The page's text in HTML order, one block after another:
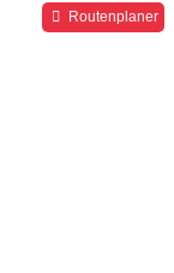
Routenplaner